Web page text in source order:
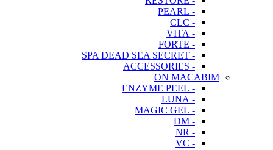
- PEARL
- CLC
- VITA
- FORTE
- SPA DEAD SEA SECRET
- ACCESSORIES
ON MACABIM
- ENZYME PEEL
- LUNA
- MAGIC GEL
- DM
- NR
- VC